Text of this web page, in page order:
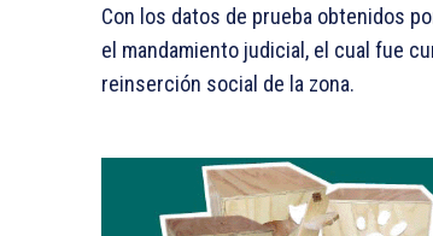
Con los datos de prueba obtenidos
el mandamiento judicial, el cual fue
reinserción social de la zona.